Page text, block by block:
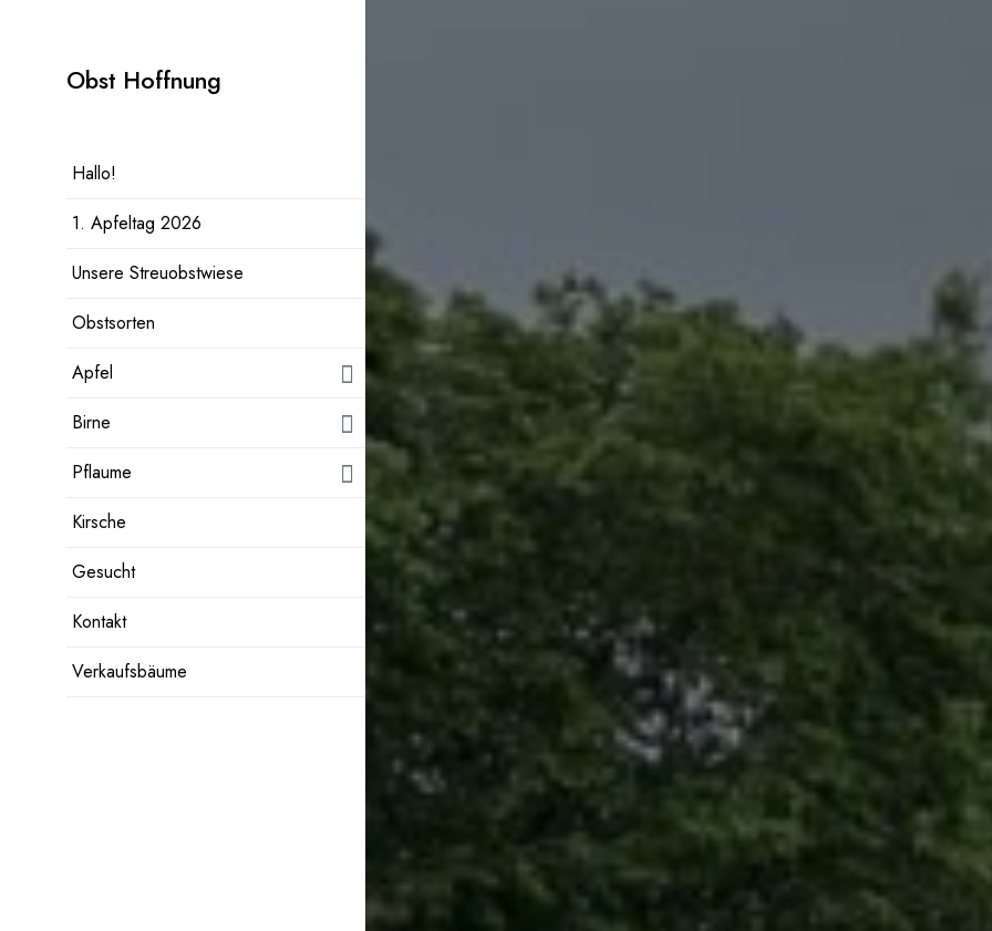
Obst Hoffnung
Hallo!
1. Apfeltag 2026
Unsere Streuobstwiese
Obstsorten
Apfel
Birne
Pflaume
Kirsche
Gesucht
Kontakt
Verkaufsbäume